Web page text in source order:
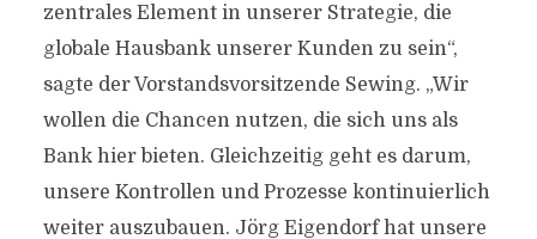
zentrales Element in unserer Strategie, die
globale Hausbank unserer Kunden zu sein“,
sagte der Vorstandsvorsitzende Sewing. „Wir
wollen die Chancen nutzen, die sich uns als
Bank hier bieten. Gleichzeitig geht es darum,
unsere Kontrollen und Prozesse kontinuierlich
weiter auszubauen. Jörg Eigendorf hat unsere